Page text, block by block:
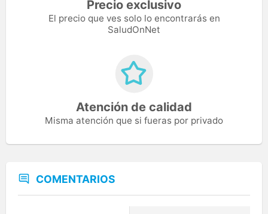
Precio exclusivo
El precio que ves solo lo encontrarás en
SaludOnNet
Atención de calidad
Misma atención que si fueras por privado
COMENTARIOS